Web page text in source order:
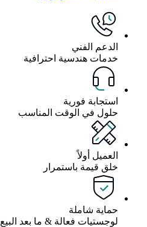
الدعم الفني
خدمات هندسية احترافية
استجابة فورية
حلول في الوقت المناسب
العميل أولاً
خلق قيمة باستمرار
حماية شاملة
لوجستيات فعالة & ما بعد البيع